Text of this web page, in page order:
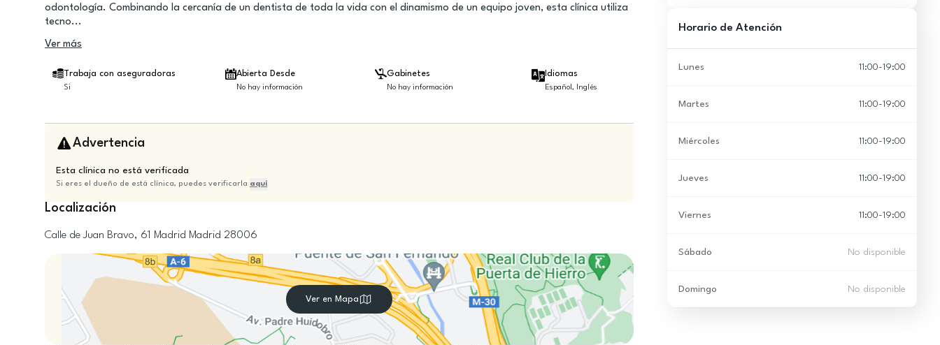
odontología. Combinando la cercanía de un dentista de toda la vida con el dinamismo de un equipo joven, esta clínica utiliza
tecno...
Ver más
Trabaja con aseguradoras
Si
Abierta Desde
No hay información
Gabinetes
No hay información
Idiomas
Español, Inglés
Advertencia
Esta clínica no está verificada
Si eres el dueño de está clínica, puedes verificarla aquí
Localización
Calle de Juan Bravo, 61 Madrid Madrid 28006
Ver en Mapa
Horario de Atención
Lunes 11:00-19:00
Martes 11:00-19:00
Miércoles 11:00-19:00
Jueves 11:00-19:00
Viernes 11:00-19:00
Sábado No disponible
Domingo No disponible